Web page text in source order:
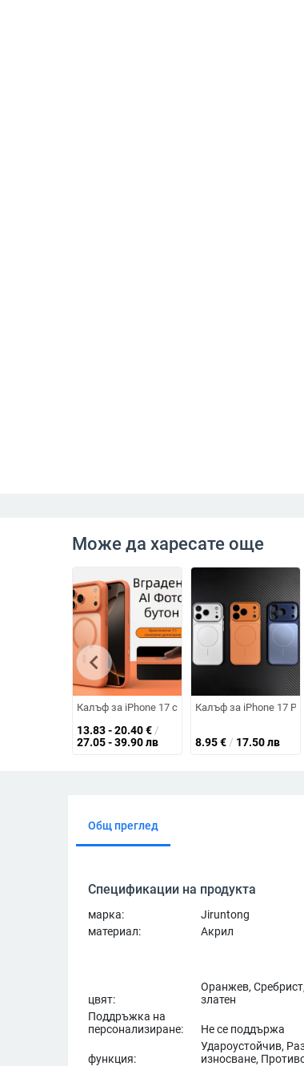
Може да харесате още
Калъф за iPhone 17 серия: твърд корпус с
13.83 - 20.40€ /
27.05 - 39.90 лв
Калъф за iPhone 17
8.95€ / 17.50 лв
chevron_left
Общ преглед
Спецификации на продукта
марка: Jiruntong
материал:
Акрил
цвят:
Оранжев,
златен
Поддръжка на
персонализиране:
Не се поддържа
функция:
Удароустойчив,
износване,